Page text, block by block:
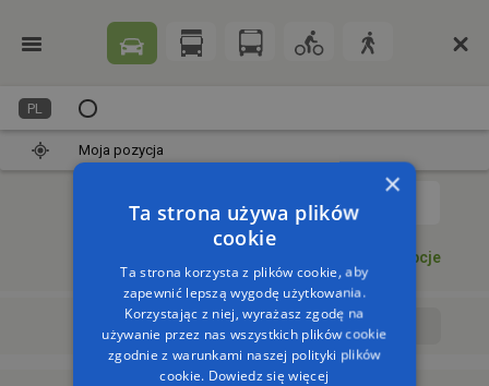
PL
Moja pozycja
Opcje
Wyrusz teraz Wyrusz o:
×
Ta strona używa plików
cookie
Ta strona korzysta z plików cookie, aby
zapewnić lepszą wygodę użytkowania.
Korzystając z niej, wyrażasz zgodę na
używanie przez nas wszystkich plików cookie
zgodnie z warunkami naszej polityki plików
cookie. Dowiedz się więcej